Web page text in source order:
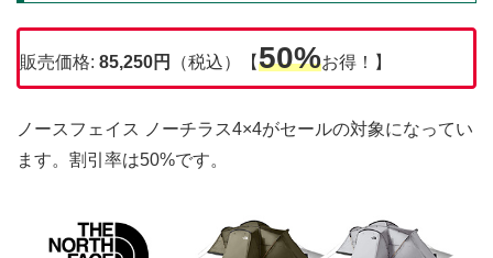
販売価格: 85,250円 （税込）【50%お得！】
ノースフェイス ノーチラス4×4がセールの対象になってい
ます。割引率は50%です。